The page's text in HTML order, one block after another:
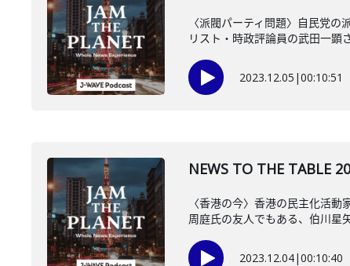
〈派閥パーティ問題〉自民党
リスト・時政評論員の武田一顕
2023.12.05 |00:10:51
NEWS TO THE TABLE
〈香港の今〉香港の民主化活
周庭氏の友人でもある、伯川星
2023.12.04|00:10:40